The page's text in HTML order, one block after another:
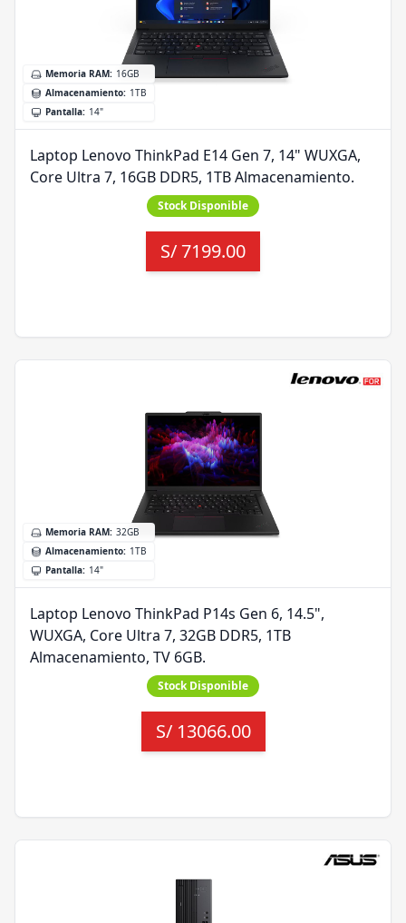
Memoria RAM: 16GB
Almacenamiento: 1TB
Pantalla: 14"
Laptop Lenovo ThinkPad E14 Gen 7, 14" WUXGA,
Core Ultra 7, 16GB DDR5, 1TB Almacenamiento.
Stock Disponible
S/7199.00
Memoria RAM: 32GB
Almacenamiento: 1TB
Pantalla: 14"
Laptop Lenovo ThinkPad P14s Gen 6, 14.5",
WUXGA, Core Ultra 7, 32GB DDR5, 1TB
Almacenamiento, TV 6GB.
Stock Disponible
S/ 13066.00